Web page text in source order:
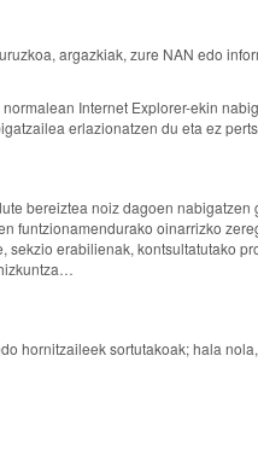
argazkiak, zure NAN edo
Internet Explorer-ekin
erlazionatzen du eta ez
bereiztea noiz dagoen
funtzionamendurako oinarrizko
erabilienak, kontsultatutako
hornitzaileek sortutakoak; hala